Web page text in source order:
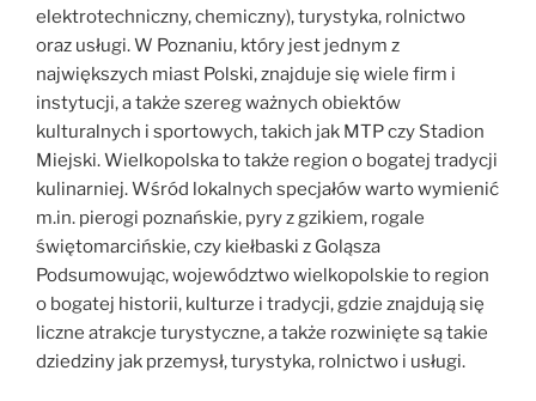
elektrotechniczny, chemiczny), turystyka, rolnictwo
oraz usługi. W Poznaniu, który jest jednym z
największych miast Polski, znajduje się wiele firm i
instytucji, a także szereg ważnych obiektów
kulturalnych i sportowych, takich jak MTP czy Stadion
Miejski. Wielkopolska to także region o bogatej tradycji
kulinarniej. Wśród lokalnych specjałów warto wymienić
m.in. pierogi poznańskie, pyry z gzikiem, rogale
świętomarcińskie, czy kiełbaski z Goląsza
Podsumowując, województwo wielkopolskie to region
o bogatej historii, kulturze i tradycji, gdzie znajdują się
liczne atrakcje turystyczne, a także rozwinięte są takie
dziedziny jak przemysł, turystyka, rolnictwo i usługi.